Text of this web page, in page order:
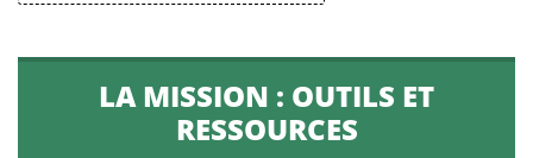
LA MISSION : OUTILS ET
RESSOURCES